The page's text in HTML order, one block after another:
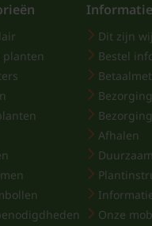
planten
Informatie
Dit zijn wij
Bestel
Bezorging
Afhalen
Onze